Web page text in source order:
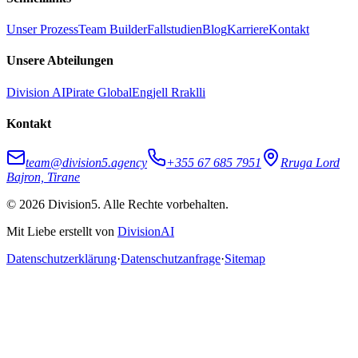
Unser ProzessTeam BuilderFallstudienBlogKarriereKontakt
Unsere Abteilungen
Division AIPirate GlobalEngjell Rraklli
Kontakt
team@division5.agency +355 67 685 7951
Rruga Lord
Bajron, Tirane
© 2026 Division5. Alle Rechte vorbehalten.
Mit Liebe erstellt von DivisionAI
Datenschutzerklärung·Datenschutzanfrage·Sitemap